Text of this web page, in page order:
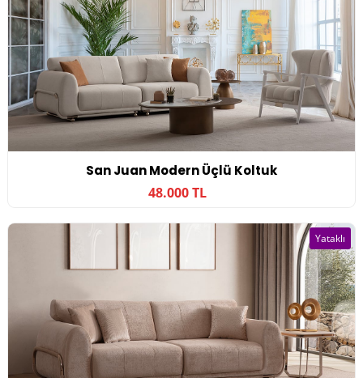
San Juan Modern Üçlü Koltuk
48.000 TL
Yataklı